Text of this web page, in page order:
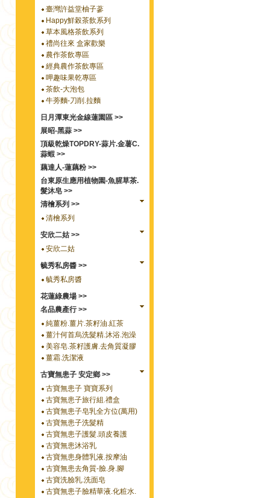
臺灣許益堂柚子蔘
Happy鮮榖茶飲系列
草本風格茶飲系列
禮尚往來 盒家歡樂
農作茶飲專區
經典農作茶飲專區
呷趣味果乾專區
茶飲-大泡包
牛蒡麵-刀削.拉麵
日月潭東光金線蓮園區 >>
展昭-黑蒜 >>
頂級乾燥TOPDRY-蒜片.金薯C.
蒜蝦 >>
藕達人-蓮藕粉 >>
台東原生應用植物園-魚腥草茶.
髮沐皂 >>
清檜系列 >>
清檜系列
安欣二姑 >>
安欣二姑
毓秀私房醬 >>
毓秀私房醬
花蓮綠農場 >>
名品農產行 >>
純薑粉.薑片.茶籽油.紅茶
薑汁何首烏洗髮精.沐浴.泡澡
美容皂.茶籽護膚.去角質凝膠
薑霜.洗潔液
古寶無患子 安定鄉 >>
古寶無患子 寶寶系列
古寶無患子旅行組.禮盒
古寶無患子皂乳全方位(萬用)
古寶無患子洗髮精
古寶無患子護髮.頭皮養護
古寶無患沐浴乳
古寶無患身體乳液.按摩油
古寶無患去角質-臉.身.腳
古寶洗臉乳.洗面皂
古寶無患子臉精華液.化粧水.